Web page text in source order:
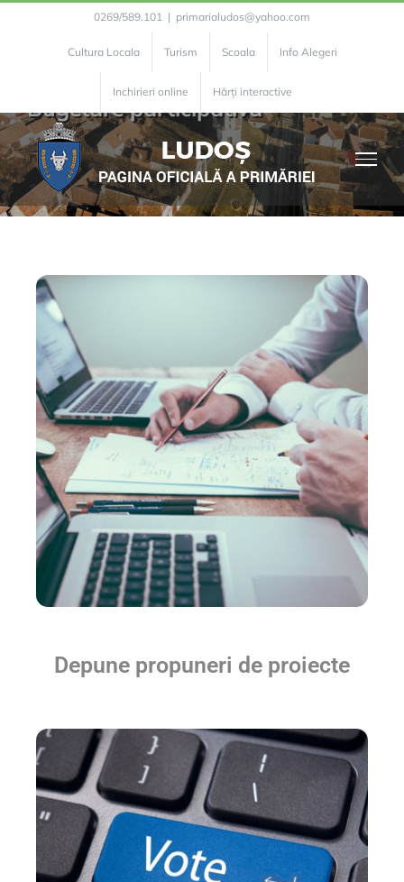
0269/589.101 | primarialudos@yahoo.com
Cultura Locala Turism Scoala Info Alegeri
Inchirieri online Hărți interactive
Bugetare participativa
Depune propuneri de proiecte